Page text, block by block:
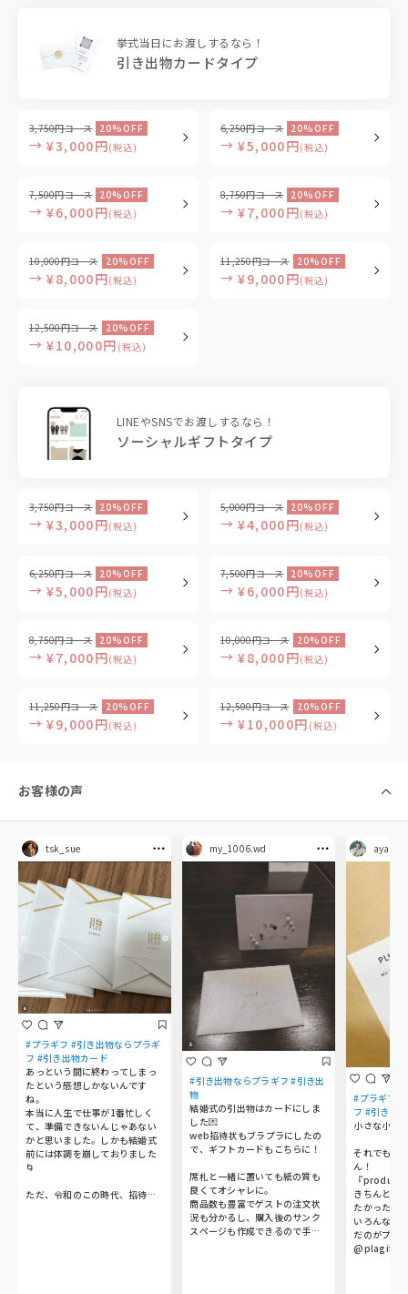
挙式当日にお渡しするなら！
引き出物カードタイプ
3,750円コース 20%OFF
→ ¥3,000円(税込)
6,250円コース 20%OFF
→ ¥5,000円(税込)
7,500円コース 20%OFF
→ ¥6,000円(税込)
8,750円コース 20%OFF
→ ¥7,000円(税込)
10,000円コース 20%OFF
→ ¥8,000円(税込)
11,250円コース 20%OFF
→ ¥9,000円(税込)
12,500円コース 20%OFF
→ ¥10,000円 (税込)
LINEやSNSでお渡しするなら！
ソーシャルギフトタイプ
3,750円コース 20%OFF
→ ¥3,000円(税込)
5,000円コース 20%OFF
→ ¥4,000円(税込)
6,250円コース 20%OFF
→ ¥5,000円(税込)
7,500円コース 20%OFF
→ ¥6,000円(税込)
8,750円コース 20%OFF
→ ¥7,000円(税込)
10,000円コース 20%OFF
→ ¥8,000円(税込)
11,250円コース 20%OFF
→ ¥9,000円(税込)
12,500円コース 20%OFF
→ ¥10,000円 (税込)
お客様の声
tsk_sue
#プラギフ #引き出物ならプラギ
フ #引き出物カード
あっという間に終わってしまっ
たという感想しかないんです
ね。
本当に人生で仕事が1番忙しく
て、準備できないんじゃあない
かと思いました。しかも結婚式
前には体調を崩しておりました
🌀
ただ、令和のこの時代、招待状
my_1006.wd
#引き出物ならプラギフ #引き出
物
結婚式の引出物はカードにしま
した💌
web招待状もブラプラにしたの
で、ギフトカードもこちらに！
席札と一緒に置いても紙の質も
良くてオシャレに。
商品数も豊富でゲストの注文状
況も分かるし、購入後のサンク
スページも作成できるので手作
#プラギフ #
フ #引き出
小さな小さ
それでもこ
ん！
『produce
きちんと思
たかったの
いろんなサ
だのがプラ